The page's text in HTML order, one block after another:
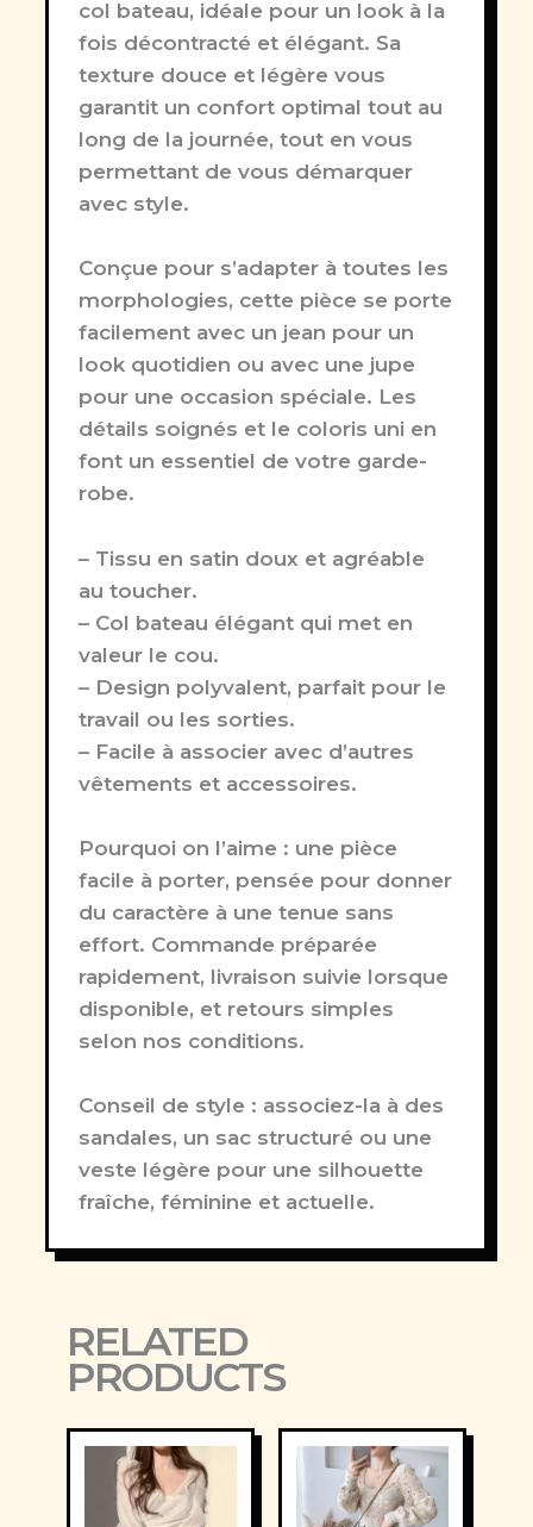
col bateau, idéale pour un look à la
fois décontracté et élégant. Sa
texture douce et légère vous
garantit un confort optimal tout au
long de la journée, tout en vous
permettant de vous démarquer
avec style.
Conçue pour s’adapter à toutes les
morphologies, cette pièce se porte
facilement avec un jean pour un
look quotidien ou avec une jupe
pour une occasion spéciale. Les
détails soignés et le coloris uni en
font un essentiel de votre garde-
robe.
– Tissu en satin doux et agréable
au toucher.
– Col bateau élégant qui met en
valeur le cou.
– Design polyvalent, parfait pour le
travail ou les sorties.
– Facile à associer avec d’autres
vêtements et accessoires.
Pourquoi on l’aime : une pièce
facile à porter, pensée pour donner
du caractère à une tenue sans
effort. Commande préparée
rapidement, livraison suivie lorsque
disponible, et retours simples
selon nos conditions.
Conseil de style : associez-la à des
sandales, un sac structuré ou une
veste légère pour une silhouette
fraîche, féminine et actuelle.
RELATED
PRODUCTS